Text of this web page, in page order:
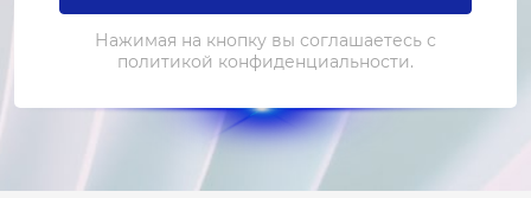
от 2 500 ₽
Чистка и устранение перегрева
от 1 000 ₽
Нажимая на кнопку вы соглашаетесь с
политикой конфиденциальности.